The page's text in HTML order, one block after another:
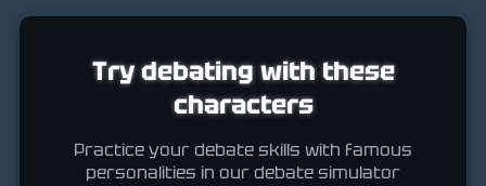
Try debating with these
characters
Practice your debate skills with famous
personalities in our debate simulator